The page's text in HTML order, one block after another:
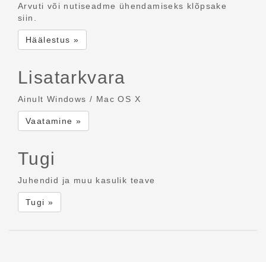
Arvuti või nutiseadme ühendamiseks klõpsake
siin.
Häälestus »
Lisatarkvara
Ainult Windows / Mac OS X
Vaatamine »
Tugi
Juhendid ja muu kasulik teave
Tugi »